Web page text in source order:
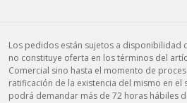
Los pedidos están sujetos a disponibilidad
no constituye oferta en los términos del
Comercial sino hasta el momento de
ratificación de la existencia del mismo en el
podrá demandar más de 72 horas hábiles